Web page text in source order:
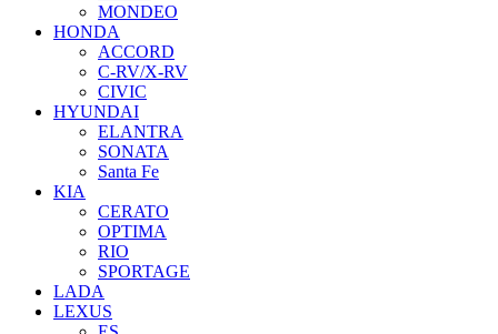
MONDEO
HONDA
ACCORD
C-RV/X-RV
CIVIC
HYUNDAI
ELANTRA
SONATA
Santa Fe
KIA
CERATO
OPTIMA
RIO
SPORTAGE
LADA
LEXUS